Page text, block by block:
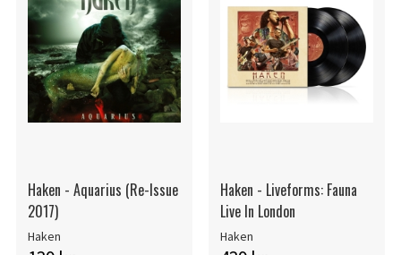
Haken - Aquarius (Re-Issue
2017)
Haken
Haken - Liveforms: Fauna
Live In London
Haken